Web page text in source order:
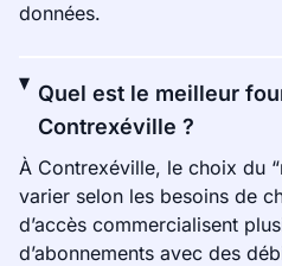
données.
Quel est le meilleur
Contrexéville ?
À Contrexéville, le choix du
varier selon les besoins de
d’accès commercialisent
d’abonnements avec des